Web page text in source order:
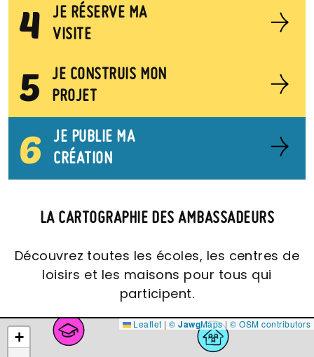
4
JE RÉSERVE MA
VISITE
5
JE CONSTRUIS MON
PROJET
6
JE PUBLIE MA
CRÉATION
LA CARTOGRAPHIE DES AMBASSADEURS
Découvrez toutes les écoles, les centres de
loisirs et les maisons pour tous qui
participent.
+
Leaflet | ©JawgMaps|© OSM contributors